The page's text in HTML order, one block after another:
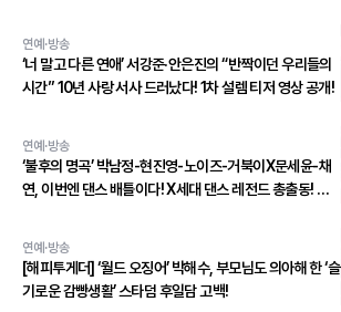
연예·방송
‘너 말고 다른 연애’ 서강준·안은진의 “반짝이던 우리들의
시간” 10년 사랑 서사 드러났다! 1차 설렘 티저 영상 공개!
연예·방송
‘불후의 명곡’ 박남정-현진영-노이즈-거북이X문세윤-채
연, 이번엔 댄스 배틀이다! X세대 댄스 레전드 총출동! 댄
연예·방송
[해피투게더] ‘월드 오징어’ 박해수, 부모님도 의아해 한 ‘슬
기로운 감빵생활’ 스타덤 후일담 고백!